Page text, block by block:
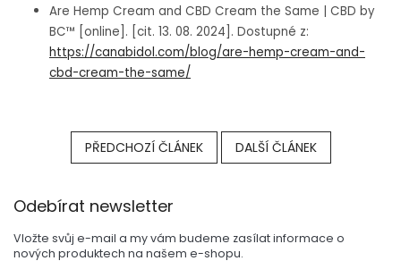
Are Hemp Cream and CBD Cream the Same | CBD by
BC™ [online]. [cit. 13. 08. 2024]. Dostupné z:
https://canabidol.com/blog/are-hemp-cream-and-
cbd-cream-the-same/
PŘEDCHOZÍ ČLÁNEK DALŠÍ ČLÁNEK
Odebírat newsletter
Vložte svůj e-mail a my vám budeme zasílat informace o
nových produktech na našem e-shopu.